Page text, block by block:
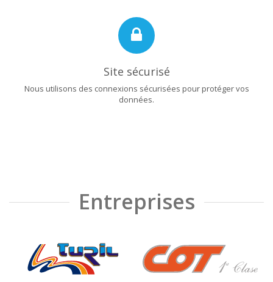
Site sécurisé
Nous utilisons des connexions sécurisées pour protéger vos
données.
Entreprises
❮ ❯